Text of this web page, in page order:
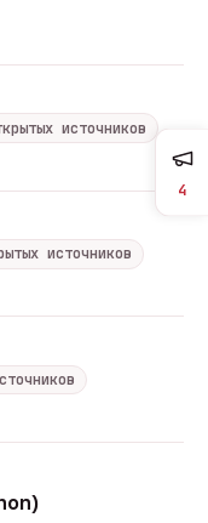
источников
источников
4